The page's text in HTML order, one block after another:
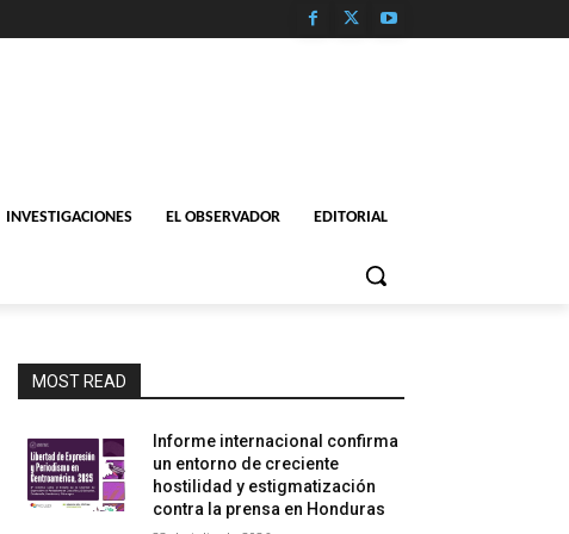
INVESTIGACIONES EL OBSERVADOR EDITORIAL
MOST READ
Informe internacional confirma
un entorno de creciente
hostilidad y estigmatización
contra la prensa en Honduras